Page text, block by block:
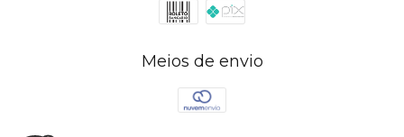
Meios de envio